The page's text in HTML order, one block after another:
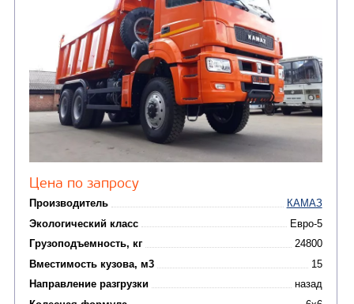
САМОСВАЛ КАМАЗ-6580